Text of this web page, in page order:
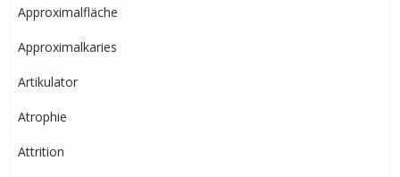
Approximalfläche
Approximalkaries
Artikulator
Atrophie
Attrition